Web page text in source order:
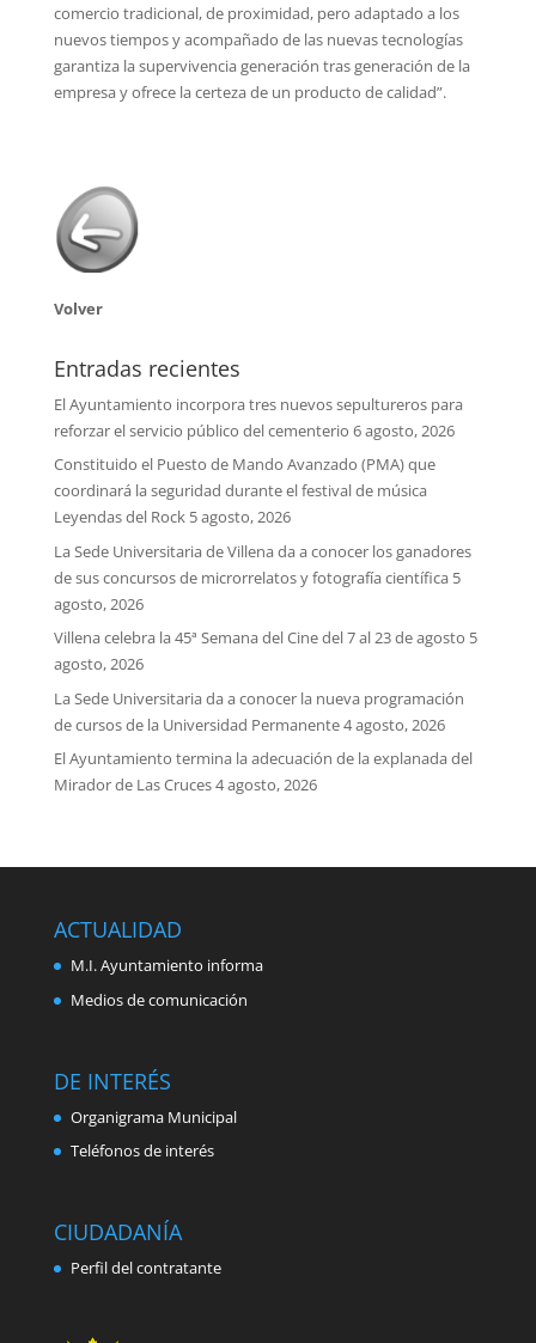
comercio tradicional, de proximidad, pero adaptado a los
nuevos tiempos y acompañado de las nuevas tecnologías
garantiza la supervivencia generación tras generación de la
empresa y ofrece la certeza de un producto de calidad”.
Volver
Entradas recientes
El Ayuntamiento incorpora tres nuevos sepultureros para
reforzar el servicio público del cementerio 6 agosto, 2026
Constituido el Puesto de Mando Avanzado (PMA) que
coordinará la seguridad durante el festival de música
Leyendas del Rock 5 agosto, 2026
La Sede Universitaria de Villena da a conocer los ganadores
de sus concursos de microrrelatos y fotografía científica 5
agosto, 2026
Villena celebra la 45ª Semana del Cine del 7 al 23 de agosto 5
agosto, 2026
La Sede Universitaria da a conocer la nueva programación
de cursos de la Universidad Permanente4 agosto, 2026
El Ayuntamiento termina la adecuación de la explanada del
Mirador de Las Cruces4 agosto, 2026
ACTUALIDAD
M.I. Ayuntamiento informa
Medios de comunicación
DE INTERÉS
Organigrama Municipal
Teléfonos de interés
CIUDADANÍA
Perfil del contratante